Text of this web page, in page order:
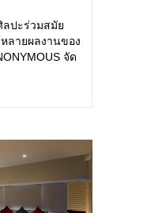
ลปะร่วมสมัย
ลายผลงานของ
จัด